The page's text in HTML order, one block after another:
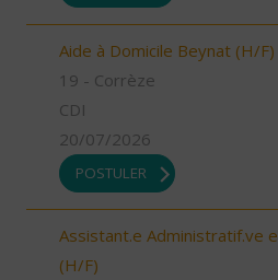
Aide à Domicile Beynat (H/F)
19 - Corrèze
CDI
20/07/2026
POSTULER
Assistant.e Administratif.ve
(H/F)